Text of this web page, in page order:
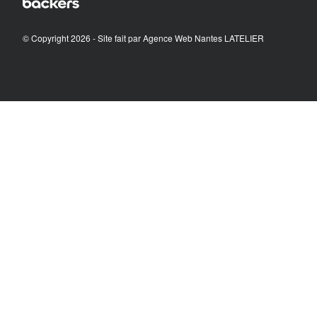
© Copyright 2026 - Site fait parAgence Web Nantes LATELIER